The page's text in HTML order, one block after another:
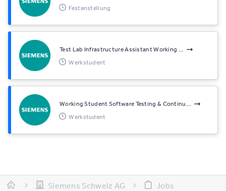
Festanstellung
Test Lab Infrastructure Assistant Working ...
Werkstudent
Working Student Software Testing & Continu...
Werkstudent
Siemens Schweiz AG
Jobs